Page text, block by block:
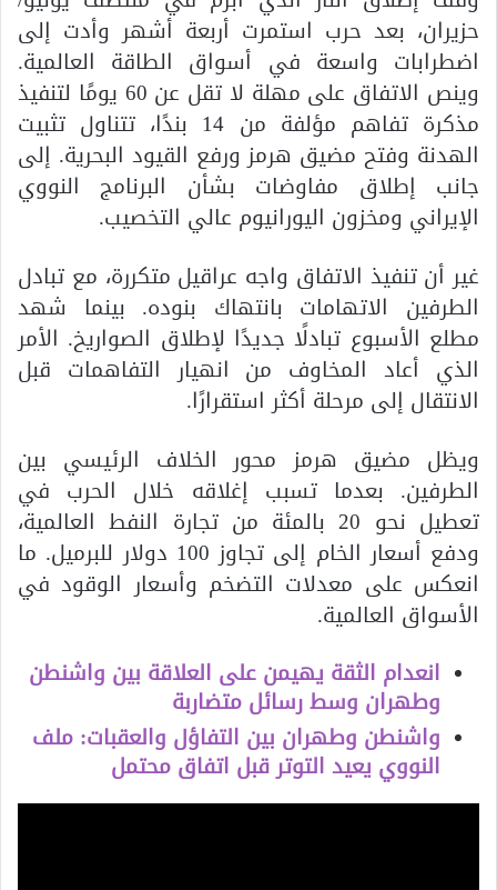
حزيران، بعد حرب استمرت أربعة أشهر وأدت إلى
اضطرابات واسعة في أسواق الطاقة العالمية.
وينص الاتفاق على مهلة لا تقل عن 60 يومًا لتنفيذ
مذكرة تفاهم مؤلفة من 14 بندًا، تتناول تثبيت
الهدنة وفتح مضيق هرمز ورفع القيود البحرية. إلى
جانب إطلاق مفاوضات بشأن البرنامج النووي
الإيراني ومخزون اليورانيوم عالي التخصيب.
غير أن تنفيذ الاتفاق واجه عراقيل متكررة، مع تبادل
الطرفين الاتهامات بانتهاك بنوده. بينما شهد
مطلع الأسبوع تبادلًا جديدًا لإطلاق الصواريخ. الأمر
الذي أعاد المخاوف من انهيار التفاهمات قبل
الانتقال إلى مرحلة أكثر استقرارًا.
ويظل مضيق هرمز محور الخلاف الرئيسي بين
الطرفين. بعدما تسبب إغلاقه خلال الحرب في
تعطيل نحو 20 بالمئة من تجارة النفط العالمية،
ودفع أسعار الخام إلى تجاوز 100 دولار للبرميل. ما
انعكس على معدلات التضخم وأسعار الوقود في
الأسواق العالمية.
انعدام الثقة يهيمن على العلاقة بين واشنطن
وطهران وسط رسائل متضاربة
واشنطن وطهران بين التفاؤل والعقبات: ملف
النووي يعيد التوتر قبل اتفاق محتمل